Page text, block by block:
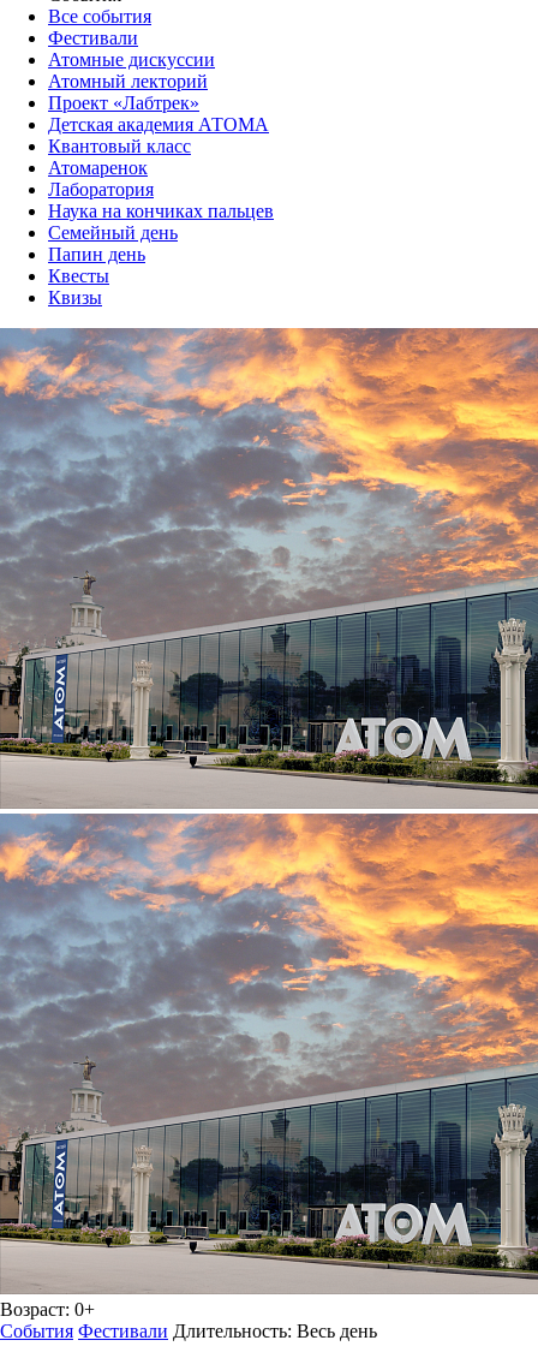
Все события
Фестивали
Атомные дискуссии
Атомный лекторий
Проект «Лабтрек»
Детская академия АТОМА
Квантовый класс
Атомаренок
Лаборатория
Наука на кончиках пальцев
Семейный день
Папин день
Квесты
Квизы
Возраст: 0+
События Фестивали Длительность: Весь день